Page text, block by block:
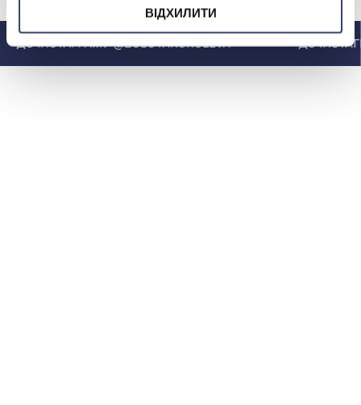
ВІДХИЛИТИ
ІНСТАГРАМУ @ZOLOTAKOROLEVA ДО